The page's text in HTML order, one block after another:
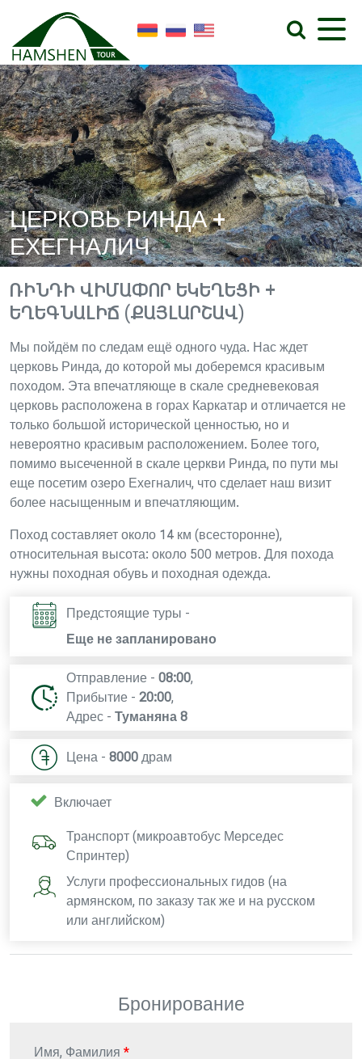
ЦЕРКОВЬ РИНДА +
ЕХЕГНАЛИЧ
ՌԻՆԴԻ ՎԻՄԱՓՈՐ ԵԿԵՂԵՑԻ +
ԵՂԵԳՆԱԼԻՃ (ՔԱՅԼԱՐՇԱՎ)
Мы пойдём по следам ещё одного чуда. Нас ждет
церковь Ринда, до которой мы доберемся красивым
походом. Эта впечатляюще в скале средневековая
церковь расположена в горах Каркатар и отличается не
только большой исторической ценностью, но и
невероятно красивым расположением. Более того,
помимо высеченной в скале церкви Ринда, по пути мы
еще посетим озеро Ехегналич, что сделает наш визит
более насыщенным и впечатляющим.
Поход составляет около 14 км (всесторонне),
относительная высота: около 500 метров. Для похода
нужны походная обувь и походная одежда.
Предстоящие туры -
Еще не запланировано
Отправление - 08:00,
Прибытие - 20:00,
Адрес - Туманяна 8
Цена - 8000 драм
Включает
Транспорт (микроавтобус Мерседес
Спринтер)
Услуги профессиональных гидов (на
армянском, по заказу так же и на русском
или английском)
Бронирование
Имя, Фамилия